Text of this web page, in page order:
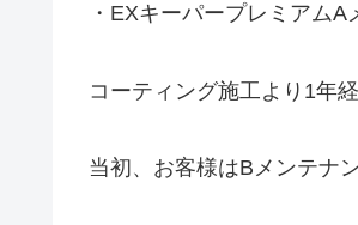
・EXキーパープレミアムA
コーティング施工より1年
当初、お客様はBメンテナ